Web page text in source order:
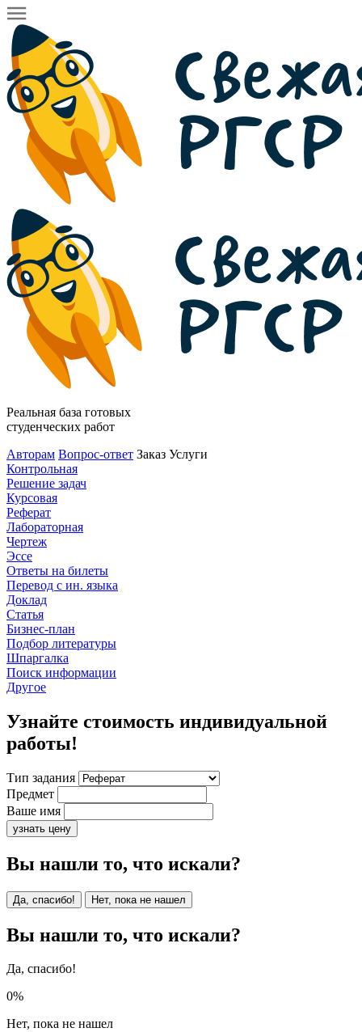
Реальная база готовых
студенческих работ
Авторам Вопрос-ответ Заказ Услуги
Контрольная
Решение задач
Курсовая
Реферат
Лабораторная
Чертеж
Эссе
Ответы на билеты
Перевод с ин. языка
Доклад
Статья
Бизнес-план
Подбор литературы
Шпаргалка
Поиск информации
Другое
Узнайте стоимость индивидуальной
работы!
Тип задания
Предмет
Ваше имя
узнать цену
Вы нашли то, что искали?
Да, спасибо! Нет, пока не нашел
Вы нашли то, что искали?
Да, спасибо!
0%
Нет, пока не нашел